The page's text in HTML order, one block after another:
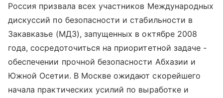
Россия призвала всех участников Международных
дискуссий по безопасности и стабильности в
Закавказье (МДЗ), запущенных в октябре 2008
года, сосредоточиться на приоритетной задаче -
обеспечении прочной безопасности Абхазии и
Южной Осетии. В Москве ожидают скорейшего
начала практических усилий по выработке и